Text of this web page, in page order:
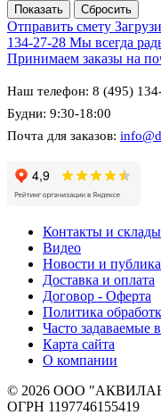
Отправить смету
134-27-28 Мы всегда
Принимаем заказы на
Наш телефон: 8 (495)
Будни: 9:30-18:00
Почта для заказов:
Контакты и склады
Видео
Новости и
Доставка и оплата
Договор - Оферта
Политика
Часто задаваемые
Карта сайта
О компании
© 2026 ООО
ОГРН 1197746155419